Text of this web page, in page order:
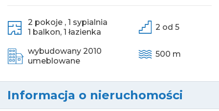
2 pokoje , 1 sypialnia
1 balkon, 1 łazienka
wybudowany 2010
umeblowane
2 od 5
500 m
Informacja o nieruchomości